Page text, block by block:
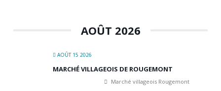
AOÛT 2026
AOÛT 15 2026
MARCHÉ VILLAGEOIS DE ROUGEMONT
Marché villageois Rougemont